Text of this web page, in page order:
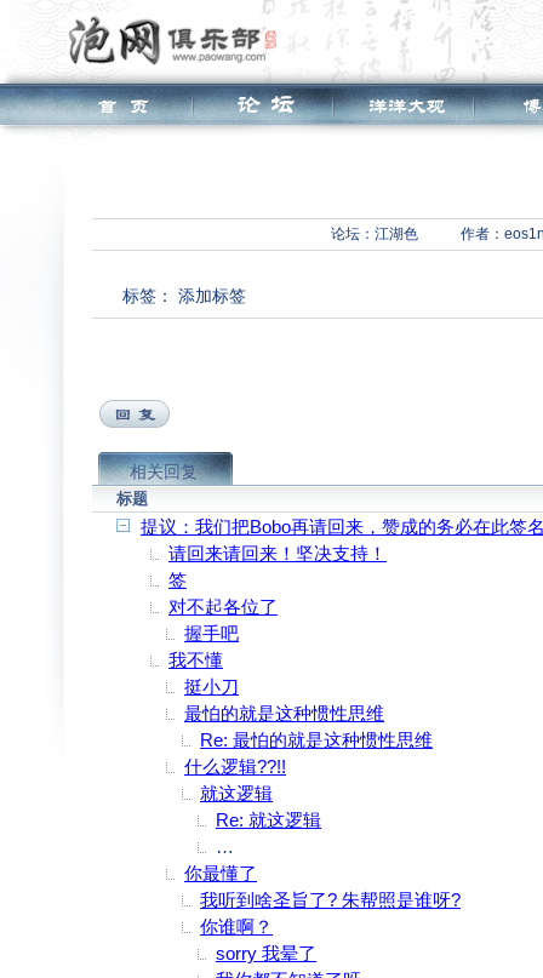
论坛： 江湖色 作者：
标签： 添加标签
相关回复
标题
提议：我们把Bobo再请回来，赞成的务必在此签
请回来请回来！坚决支持！
签
对不起各位了
握手吧
我不懂
挺小刀
最怕的就是这种惯性思维
Re: 最怕的就是这种惯性思维
什么逻辑??!!
就这逻辑
Re: 就这逻辑
俺错了 就当我喝多了说胡话吧 大家别
你最懂了
我听到啥圣旨了? 朱帮照是谁呀?
你谁啊？
sorry 我晕了